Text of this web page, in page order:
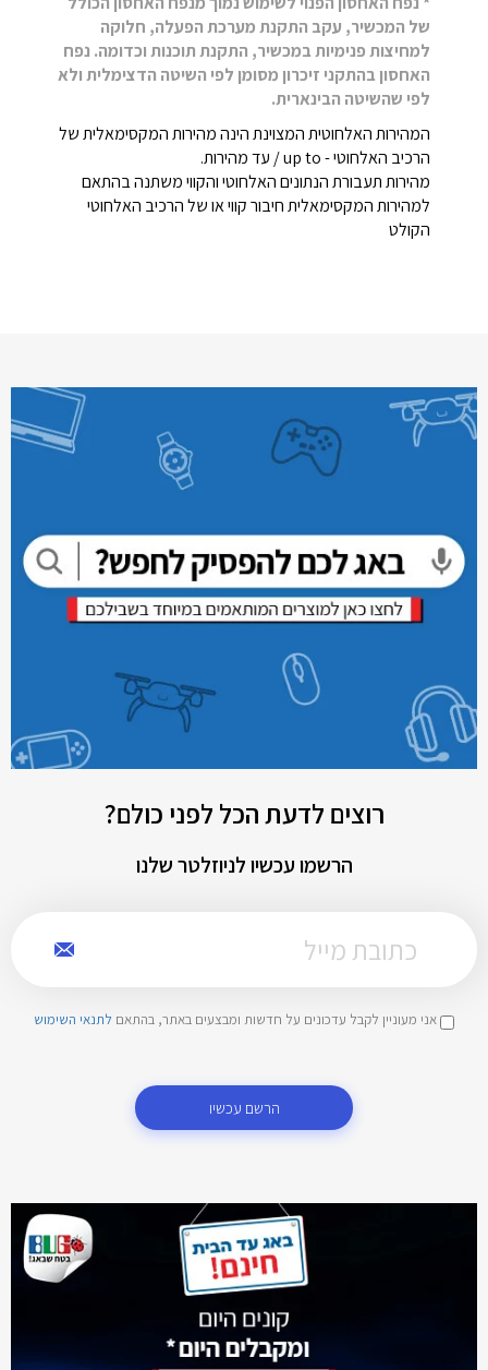
של המכשיר, עקב התקנת מערכת הפעלה, חלוקה
למחיצות פנימיות במכשיר, התקנת תוכנות וכדומה. נפח
האחסון בהתקני זיכרון מסומן לפי השיטה הדצימלית ולא
לפי שהשיטה הבינארית.
המהירות האלחוטית המצוינת הינה מהירות המקסימאלית של
הרכיב האלחוטי - up to / עד מהירות.
מהירות תעבורת הנתונים האלחוטי והקווי משתנה בהתאם
למהירות המקסימאלית חיבור קווי או של הרכיב האלחוטי
הקולט
רוצים לדעת הכל לפני כולם?
הרשמו עכשיו לניוזלטר שלנו
אני מעוניין לקבל עדכונים על חדשות ומבצעים באתר, בהתאם לתנאי השימוש
הרשם עכשיו